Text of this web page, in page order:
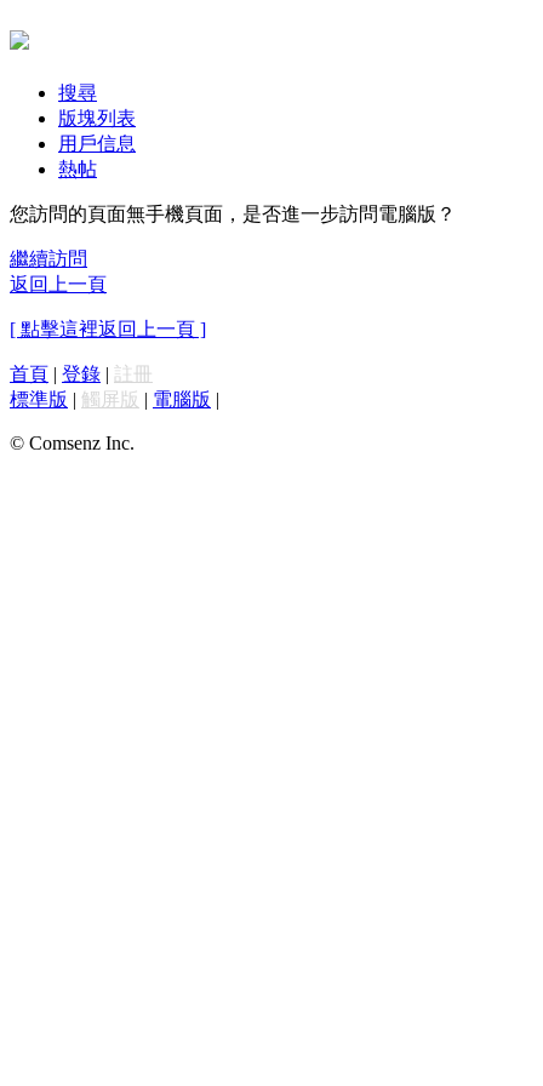
搜尋
版塊列表
用戶信息
熱帖
您訪問的頁面無手機頁面，是否進一步訪問電腦版？
繼續訪問
返回上一頁
[ 點擊這裡返回上一頁 ]
首頁 | 登錄 | 註冊
標準版 | 觸屏版 | 電腦版 |
© Comsenz Inc.